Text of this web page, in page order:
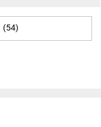
(54)